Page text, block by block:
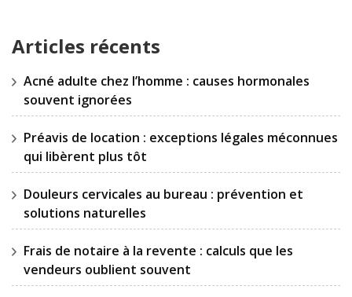
Articles récents
Acné adulte chez l’homme : causes hormonales
souvent ignorées
Préavis de location : exceptions légales méconnues
qui libèrent plus tôt
Douleurs cervicales au bureau : prévention et
solutions naturelles
Frais de notaire à la revente : calculs que les
vendeurs oublient souvent